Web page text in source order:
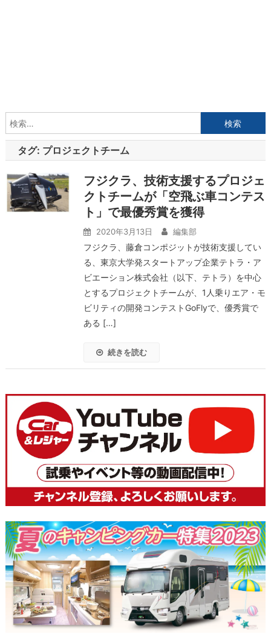
索:
タグ: プロジェクトチーム
フジクラ、技術支援するプロジェ
クトチームが「空飛ぶ車コンテス
ト」で最優秀賞を獲得
2020年3月13日 編集部
フジクラ、藤倉コンポジットが技術支援してい
る、東京大学発スタートアップ企業テトラ・ア
ビエーション株式会社（以下、テトラ）を中心
とするプロジェクトチームが、1人乗りエア・モ
ビリティの開発コンテストGoFlyで、優秀賞で
ある […]
続きを読む